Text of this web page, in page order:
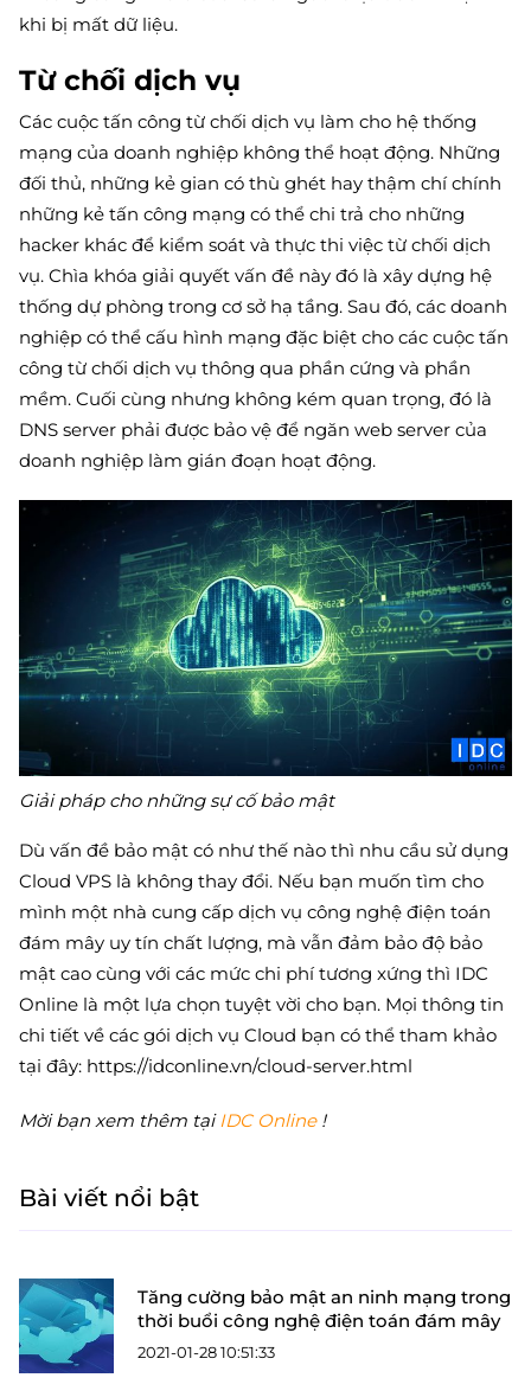
khi bị mất dữ liệu.
Từ chối dịch vụ
Các cuộc tấn công từ chối dịch vụ làm cho hệ thống
mạng của doanh nghiệp không thể hoạt động. Những
đối thủ, những kẻ gian có thù ghét hay thậm chí chính
những kẻ tấn công mạng có thể chi trả cho những
hacker khác để kiểm soát và thực thi việc từ chối dịch
vụ. Chìa khóa giải quyết vấn đề này đó là xây dựng hệ
thống dự phòng trong cơ sở hạ tầng. Sau đó, các doanh
nghiệp có thể cấu hình mạng đặc biệt cho các cuộc tấn
công từ chối dịch vụ thông qua phần cứng và phần
mềm. Cuối cùng nhưng không kém quan trọng, đó là
DNS server phải được bảo vệ để ngăn web server của
doanh nghiệp làm gián đoạn hoạt động.
Giải pháp cho những sự cố bảo mật
Dù vấn đề bảo mật có như thế nào thì nhu cầu sử dụng
Cloud VPS là không thay đổi. Nếu bạn muốn tìm cho
mình một nhà cung cấp dịch vụ công nghệ điện toán
đám mây uy tín chất lượng, mà vẫn đảm bảo độ bảo
mật cao cùng với các mức chi phí tương xứng thì IDC
Online là một lựa chọn tuyệt vời cho bạn. Mọi thông tin
chi tiết về các gói dịch vụ Cloud bạn có thể tham khảo
tại đây: https://idconline.vn/cloud-server.html
Mời bạn xem thêm tạiIDC Online!
Bài viết nổi bật
Tăng cường bảo mật an ninh mạng trong
thời buổi công nghệ điện toán đám mây
2021-01-28 10:51:33